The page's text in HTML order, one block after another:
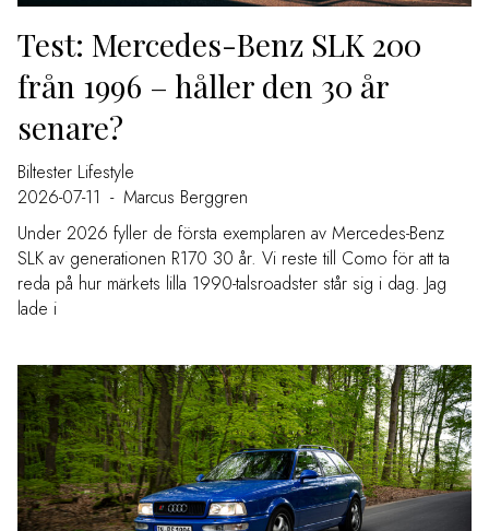
Test: Mercedes-Benz SLK 200
från 1996 – håller den 30 år
senare?
Biltester Lifestyle
2026-07-11 - Marcus Berggren
Under 2026 fyller de första exemplaren av Mercedes-Benz
SLK av generationen R170 30 år. Vi reste till Como för att ta
reda på hur märkets lilla 1990-talsroadster står sig i dag. Jag
lade i